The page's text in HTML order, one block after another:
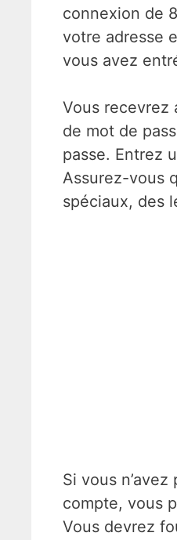
connexion de
votre adresse
vous avez
Vous recevrez
de mot de
passe. Entrez
Assurez-vous
spéciaux, des
Si vous
compte, vous
Vous devrez